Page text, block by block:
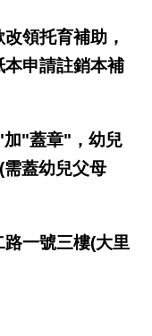
領托育補助，
申請註銷本補
"蓋章"，幼兒
蓋幼兒父母
一號三樓(大里